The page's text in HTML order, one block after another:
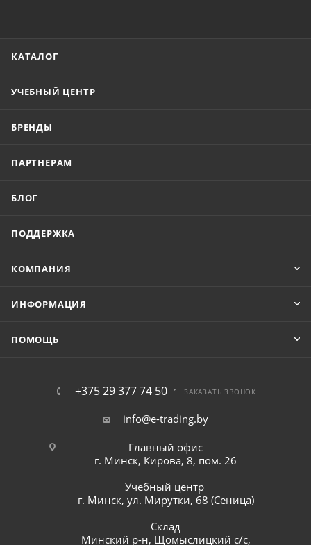
КАТАЛОГ
УЧЕБНЫЙ ЦЕНТР
БРЕНДЫ
ПАРТНЕРАМ
БЛОГ
ПОДДЕРЖКА
КОМПАНИЯ
ИНФОРМАЦИЯ
ПОМОЩЬ
+375 29 377 74 50 ЗАКАЗАТЬ ЗВОНОК
info@e-trading.by
Главный офис
г. Минск, Кирова, 8, пом. 26
Учебный центр
г. Минск, ул. Мирутки, 68 (Сеница)
Склад
Минский р-н, Щомыслицкий с/с,